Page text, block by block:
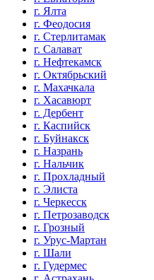
г. Ялта
г. Феодосия
г. Стерлитамак
г. Салават
г. Нефтекамск
г. Октябрьский
г. Махачкала
г. Хасавюрт
г. Дербент
г. Каспийск
г. Буйнакск
г. Назрань
г. Нальчик
г. Прохладный
г. Элиста
г. Черкесск
г. Петрозаводск
г. Грозный
г. Урус-Мартан
г. Шали
г. Гудермес